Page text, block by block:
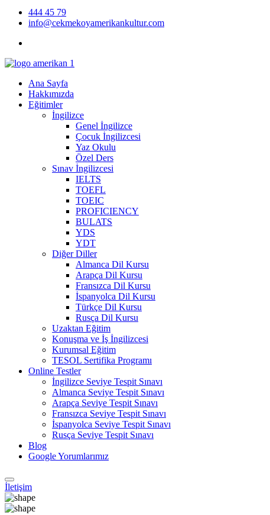
444 45 79
info@cekmekoyamerikankultur.com
Ana Sayfa
Hakkımızda
Eğitimler
İngilizce
Genel İngilizce
Çocuk İngilizcesi
Yaz Okulu
Özel Ders
Sınav İngilizcesi
IELTS
TOEFL
TOEIC
PROFICIENCY
BULATS
YDS
YDT
Diğer Diller
Almanca Dil Kursu
Arapça Dil Kursu
Fransızca Dil Kursu
İspanyolca Dil Kursu
Türkçe Dil Kursu
Rusça Dil Kursu
Uzaktan Eğitim
Konuşma ve İş İngilizcesi
Kurumsal Eğitim
TESOL Sertifika Programı
Online Testler
İngilizce Seviye Tespit Sınavı
Almanca Seviye Tespit Sınavı
Arapça Seviye Tespit Sınavı
Fransızca Seviye Tespit Sınavı
İspanyolca Seviye Tespit Sınavı
Rusça Seviye Tespit Sınavı
Blog
Google Yorumlarımız
İletişim